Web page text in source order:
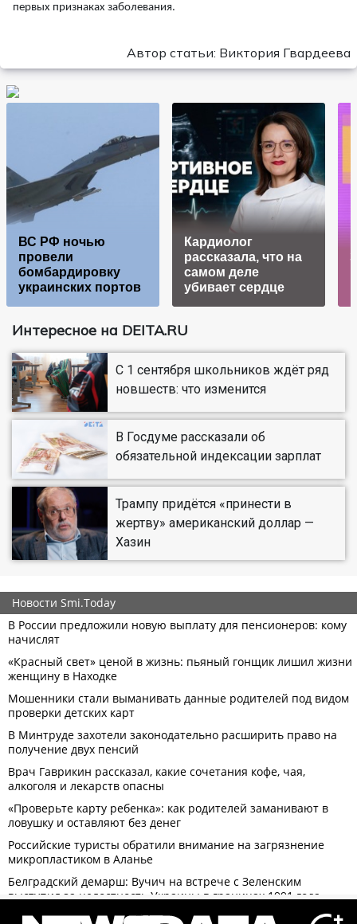
первых признаках заболевания.
Автор статьи: Виктория Гвардеева
ВС РФ ночью
провели
бомбардировку
украинских портов
Кардиолог
рассказала, что на
самом деле
убивает сердце
Интересное на DEITA.RU
С 1 сентября школьников ждёт ряд
новшеств: что изменится
В Госдуме рассказали об
обязательной индексации зарплат
Трампу придётся «принести в
жертву» американский доллар —
Хазин